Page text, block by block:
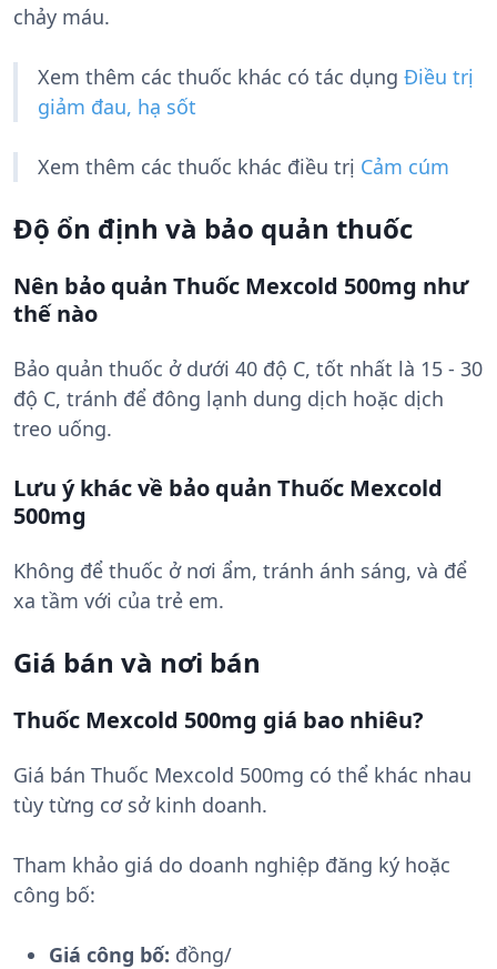
chảy máu.
Xem thêm các thuốc khác có tác dụng Điều trị
giảm đau, hạ sốt
Xem thêm các thuốc khác điều trị Cảm cúm
Độ ổn định và bảo quản thuốc
Nên bảo quản Thuốc Mexcold 500mg như
thế nào
Bảo quản thuốc ở dưới 40 độ C, tốt nhất là 15 - 30
độ C, tránh để đông lạnh dung dịch hoặc dịch
treo uống.
Lưu ý khác về bảo quản Thuốc Mexcold
500mg
Không để thuốc ở nơi ẩm, tránh ánh sáng, và để
xa tầm với của trẻ em.
Giá bán và nơi bán
Thuốc Mexcold 500mg giá bao nhiêu?
Giá bán Thuốc Mexcold 500mg có thể khác nhau
tùy từng cơ sở kinh doanh.
Tham khảo giá do doanh nghiệp đăng ký hoặc
công bố:
Giá công bố: đồng/